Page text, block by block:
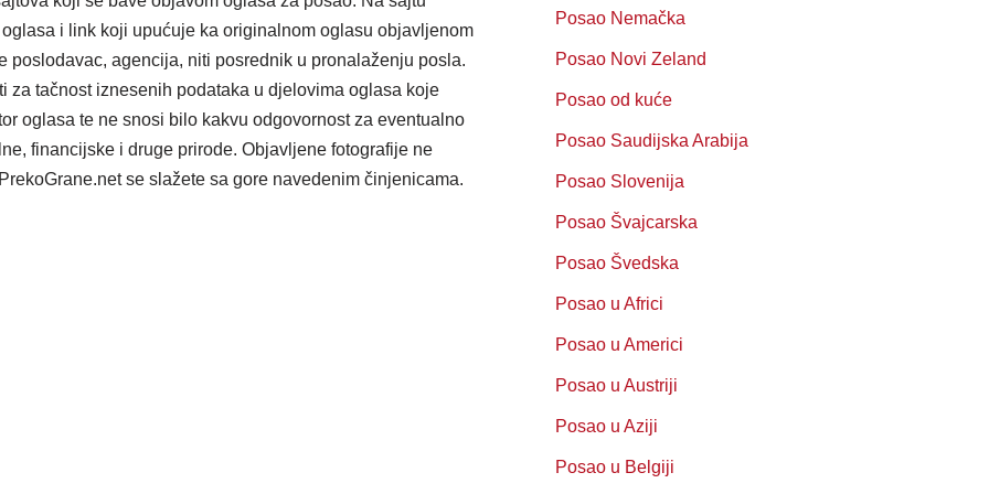
i link koji upućuje ka originalnom oglasu objavljenom
poslodavac, agencija, niti posrednik u pronalaženju posla.
za tačnost iznesenih podataka u djelovima oglasa koje
oglasa te ne snosi bilo kakvu odgovornost za eventualno
financijske i druge prirode. Objavljene fotografije ne
se slažete sa gore navedenim činjenicama.
Posao Nemačka
Posao Novi Zeland
Posao od kuće
Posao Saudijska Arabija
Posao Slovenija
Posao Švajcarska
Posao Švedska
Posao u Africi
Posao u Americi
Posao u Austriji
Posao u Aziji
Posao u Belgiji